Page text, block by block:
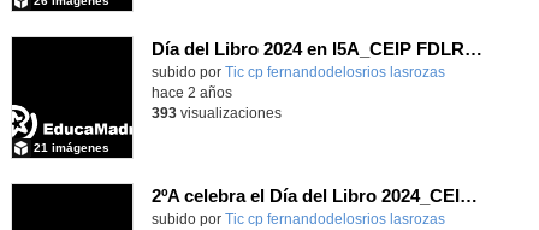
Día del Libro 2024 en I5A_CEIP FDLR_Las Rozas
Contenido educativo.
subido por Tic cp fernandodelosrios lasrozas
21 imágenes
-
hace 2 años
393visualizaciones
2ºA celebra el Día del Libro 2024_CEIP FDLR_Las Rozas
Contenido educativo.
subido por Tic cp fernandodelosrios lasrozas-